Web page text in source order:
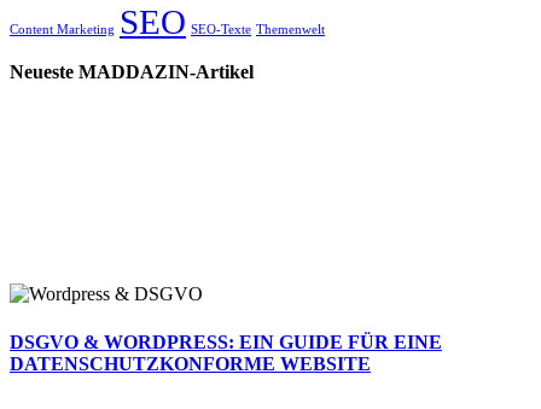
Content Marketing SEO SEO-Texte Themenwelt
Neueste MADDAZIN-Artikel
DSGVO & WORDPRESS: EIN GUIDE FÜR EINE
DATENSCHUTZKONFORME WEBSITE